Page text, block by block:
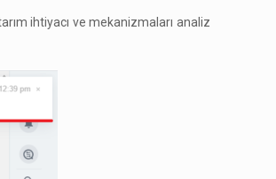
ihtiyacı ve mekanizmaları analiz